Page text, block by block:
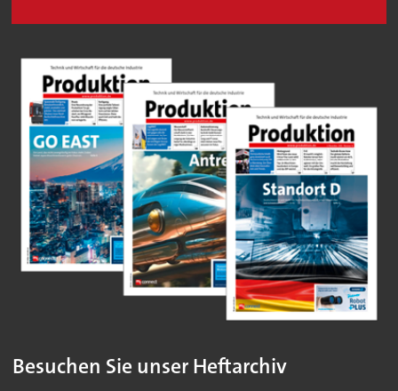
Besuchen Sie unser Heftarchiv